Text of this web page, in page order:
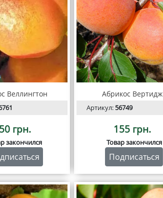
Веллингтон
грн.
закончился
Абрикос Вертидж
Артикул:56749
155 грн.
Товар закончился
Подписаться